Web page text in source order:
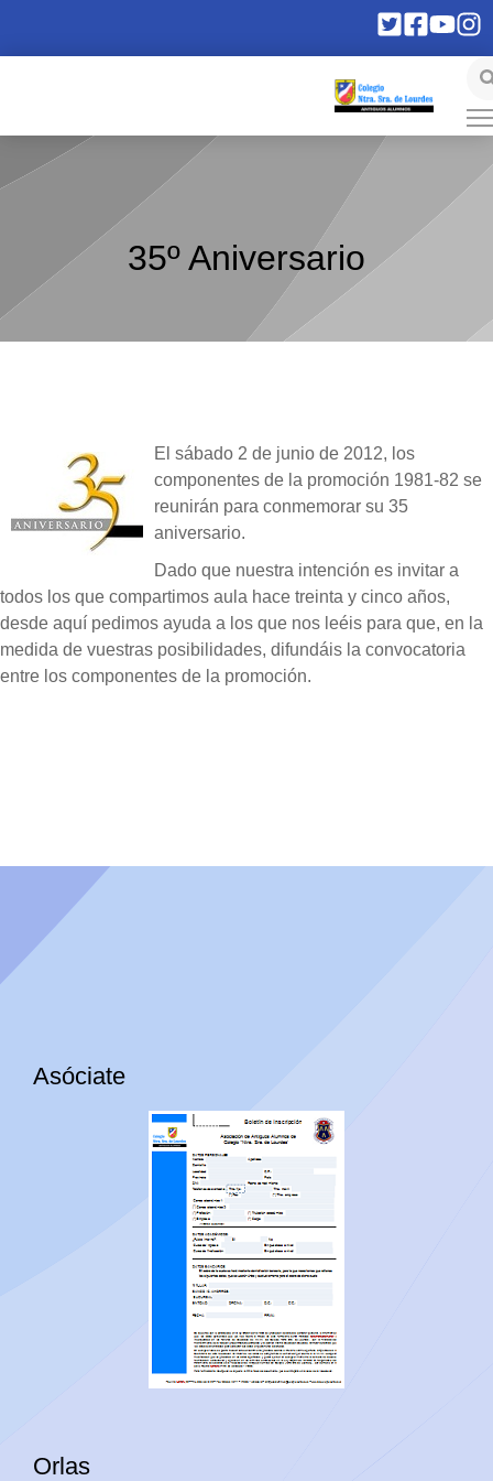
35º Aniversario
El sábado 2 de junio de 2012, los
componentes de la promoción 1981-82 se
reunirán para conmemorar su 35
aniversario.
Dado que nuestra intención es invitar a
todos los que compartimos aula hace treinta y cinco años,
desde aquí pedimos ayuda a los que nos leéis para que, en la
medida de vuestras posibilidades, difundáis la convocatoria
entre los componentes de la promoción.
Asóciate
Orlas